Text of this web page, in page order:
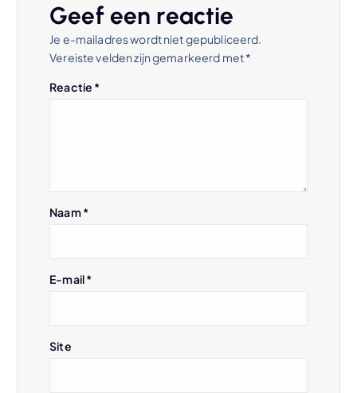
Geef een reactie
Je e-mailadres wordt niet gepubliceerd.
Vereiste velden zijn gemarkeerd met*
Reactie *
Naam*
E-mail*
Site